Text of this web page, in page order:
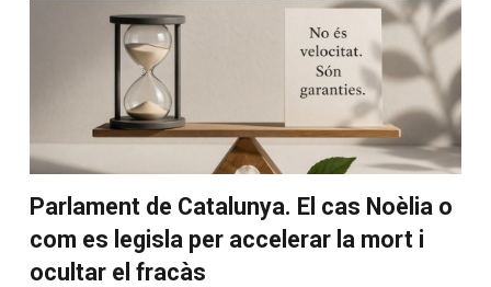
Parlament de Catalunya. El cas Noèlia o
com es legisla per accelerar la mort i
ocultar el fracàs